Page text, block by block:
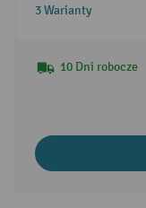
3 Warianty
10 Dni robocze